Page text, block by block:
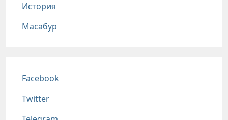
История
Масабур
Соц сети
Facebook
Twitter